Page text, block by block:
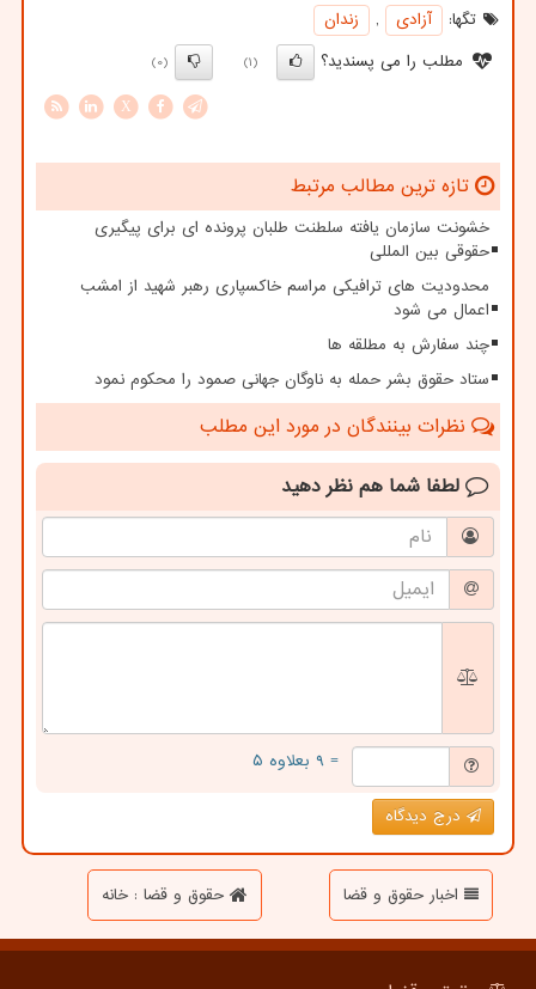
تگها:
آزادی ,
زندان
مطلب را می پسندید؟
(1)
(0)
X
تازه ترین مطالب مرتبط
خشونت سازمان یافته سلطنت طلبان پرونده ای برای پیگیری
حقوقی بین المللی
محدودیت های ترافیکی مراسم خاکسپاری رهبر شهید از امشب
اعمال می شود
چند سفارش به مطلقه ها
ستاد حقوق بشر حمله به ناوگان جهانی صمود را محکوم نمود
نظرات بینندگان در مورد این مطلب
لطفا شما هم نظر دهید
= ۹ بعلاوه ۵
درج دیدگاه
اخبار حقوق و قضا حقوق و قضا : خانه